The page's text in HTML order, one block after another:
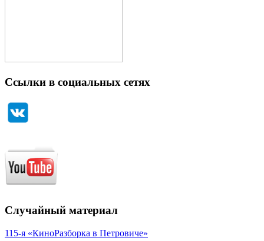
Ссылки в социальных сетях
Случайный материал
115-я «КиноРазборка в Петровиче»